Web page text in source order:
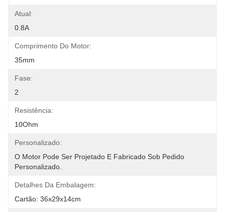
Atual:
0.8A
Comprimento Do Motor:
35mm
Fase:
2
Resistência:
10Ohm
Personalizado:
O Motor Pode Ser Projetado E Fabricado Sob Pedido
Personalizado.
Detalhes Da Embalagem:
Cartão: 36x29x14cm